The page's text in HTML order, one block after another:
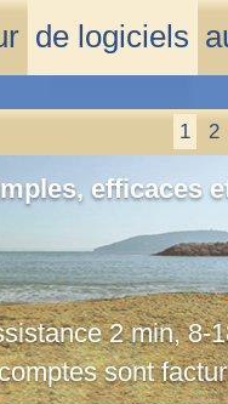
de logiciels
efficaces
2 min, 8-
sont
1 2